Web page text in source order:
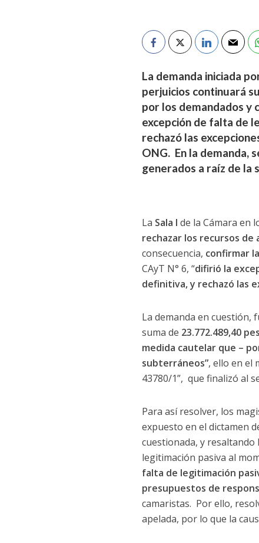
La demanda iniciada
perjuicios continuará
por los demandados y
excepción de falta de
rechazó las
ONG. En la demanda,
generados a raíz de la
La Sala I de la Cámara en
rechazar los recursos de
consecuencia, confirmar
CAyT N° 6, “difirió la
definitiva, y rechazó las
La demanda en cuestión,
suma de 23.772.489,40
medida cautelar que –
subterráneos”, ello en el
43780/1”, que finalizó al
Para así resolver, los
expuesto en el dictamen
cuestionada, y
legitimación pasiva al
falta de legitimación
presupuestos de
camaristas. Por ello,
apelada, por lo que la